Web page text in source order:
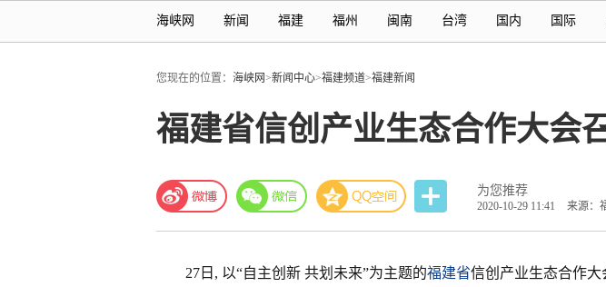
海峡网 新闻 福建 福州 闽南 台湾 国内 国际
您现在的位置： 海峡网>新闻中心>福建频道>福建新闻
福建省信创产业生态合作大会
为您推荐
2020-10-29 11:41 来源：
27日, 以“自主创新 共划未来”为主题的福建省信创产业生态合作大